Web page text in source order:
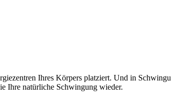
Ihres Körpers platziert. Und in
Ihre natürliche Schwingung wieder.